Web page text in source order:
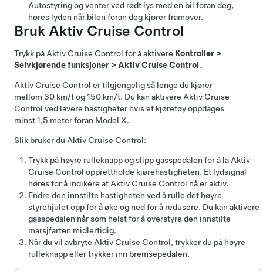
Autostyringog venter ved rødt lys med en bil foran deg,
høres lyden når bilen foran deg kjører framover.
Bruk Aktiv Cruise Control
Trykk på Aktiv Cruise Control for å aktivere Kontroller >
Selvkjørende funksjoner > Aktiv Cruise Control .
Aktiv Cruise Control er tilgjengelig så lenge du kjører
mellom 30 km/tog150 km/t. Du kan aktivere Aktiv Cruise
Control ved lavere hastigheter hvis et kjøretøy oppdages
minst1,5 meterforan Model X.
Slik bruker du Aktiv Cruise Control:
Trykk på høyre rulleknapp og slipp gasspedalen for å la Aktiv
Cruise Control opprettholde kjørehastigheten. Et lydsignal
høres for å indikere at Aktiv Cruise Control nå er aktiv.
Endre den innstilte hastigheten ved å rulle det høyre
styrehjulet opp for å øke og ned for å redusere. Du kan aktivere
gasspedalen når som helst for å overstyre den innstilte
marsjfarten midlertidig.
Når du vil avbryte Aktiv Cruise Control, trykker du på høyre
rulleknappeller trykker inn bremsepedalen.